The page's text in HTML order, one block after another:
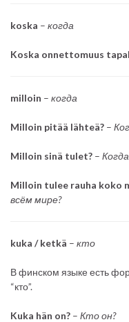
koska – когда
Koska onnettomuus
milloin – когда
Milloin pitää lähteä? –
Milloin sinä tulet? –
Milloin tulee rauha koko
всём мире?
kuka / ketkä – кто
В финском языке есть
“кто”.
Kuka hän on? – Кто он?